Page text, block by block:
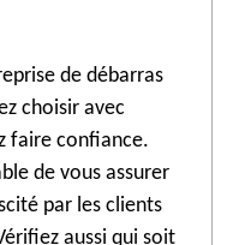
de débarras
choisir avec
faire confiance.
de vous assurer
par les clients
aussi qui soit